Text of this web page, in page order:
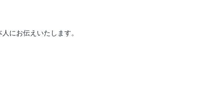
にお伝えいたします。